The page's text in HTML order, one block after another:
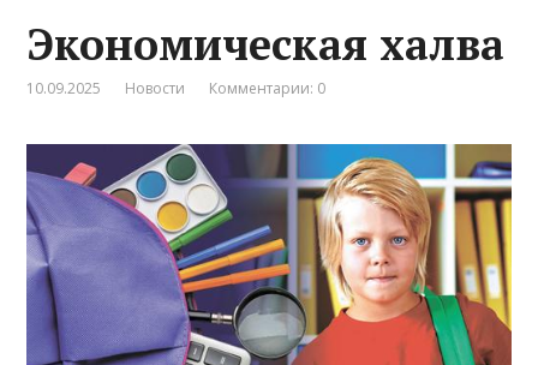
Экономическая халва
10.09.2025 Новости Комментарии: 0